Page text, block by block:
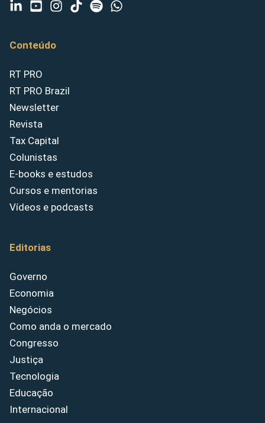
Conteúdo
RT PRO
RT PRO Brazil
Newsletter
Revista
Tax Capital
Colunistas
E-books e estudos
Cursos e mentorias
Vídeos e podcasts
Editorias
Governo
Economia
Negócios
Como anda o mercado
Congresso
Justiça
Tecnologia
Educação
Internacional